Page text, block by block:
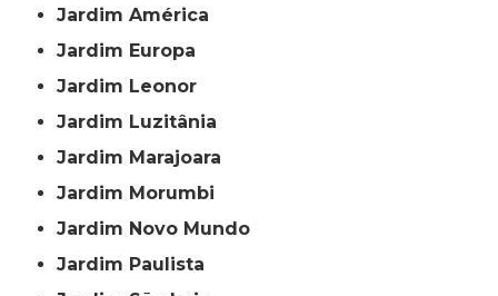
Jardim América
Jardim Europa
Jardim Leonor
Jardim Luzitânia
Jardim Marajoara
Jardim Morumbi
Jardim Novo Mundo
Jardim Paulista